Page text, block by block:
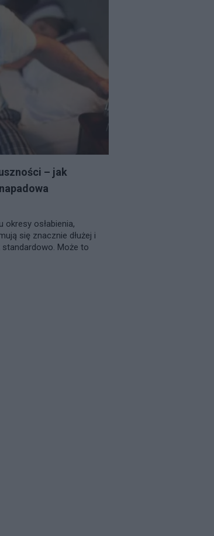
– jak
okresy osłabienia,
się znacznie dłużej i
Może to